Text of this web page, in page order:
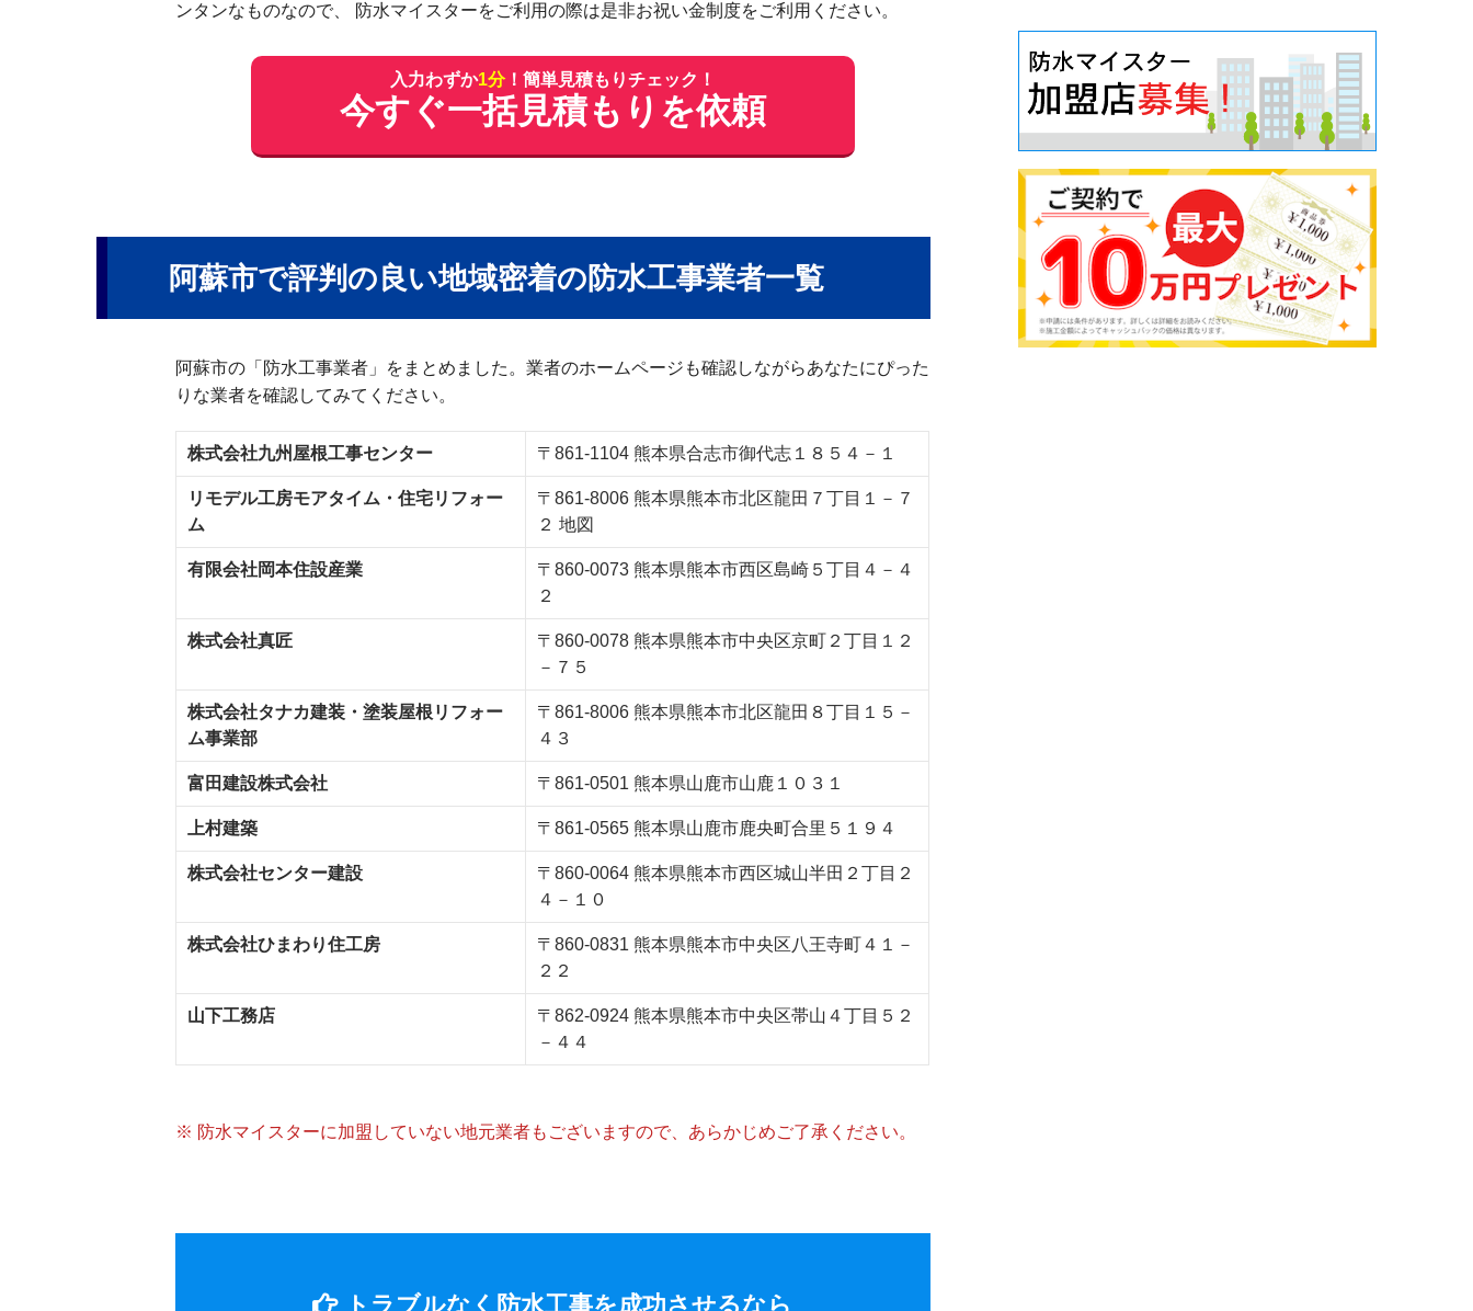
ンタンなものなので、 防⽔マイスターをご利⽤の際は是⾮お祝い⾦制度をご利⽤ください。
入力わずか1分！簡単見積もりチェック！
今すぐ一括見積もりを依頼
阿蘇市で評判の良い地域密着の防水工事業者一覧
阿蘇市の「防水工事業者」をまとめました。業者のホームページも確認しながらあなたにぴった
りな業者を確認してみてください。
株式会社九州屋根工事センター 〒861-1104 熊本県合志市御代志１８５４－１
リモデル工房モアタイム・住宅リフォー
ム
〒861-8006 熊本県熊本市北区龍田７丁目１－７
２ 地図
有限会社岡本住設産業
〒860-0073 熊本県熊本市西区島崎５丁目４－４
２
株式会社真匠
〒860-0078 熊本県熊本市中央区京町２丁目１２
－７５
株式会社タナカ建装・塗装屋根リフォー
ム事業部
〒861-8006 熊本県熊本市北区龍田８丁目１５－
４３
富田建設株式会社 〒861-0501 熊本県山鹿市山鹿１０３１
上村建築 〒861-0565 熊本県山鹿市鹿央町合里５１９４
株式会社センター建設
〒860-0064 熊本県熊本市西区城山半田２丁目２
４－１０
株式会社ひまわり住工房
〒860-0831 熊本県熊本市中央区八王寺町４１－
２２
山下工務店
〒862-0924 熊本県熊本市中央区帯山４丁目５２
－４４
※ 防水マイスターに加盟していない地元業者もございますので、あらかじめご了承ください。
トラブルなく防水工事を成功させるなら